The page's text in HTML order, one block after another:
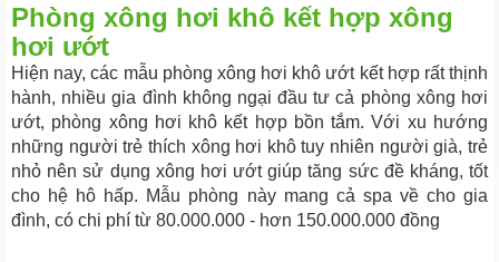
Phòng xông hơi khô kết hợp xông
hơi ướt
Hiện nay, các mẫu phòng xông hơi khô ướt kết hợp rất thịnh
hành, nhiều gia đình không ngại đầu tư cả phòng xông hơi
ướt, phòng xông hơi khô kết hợp bồn tắm. Với xu hướng
những người trẻ thích xông hơi khô tuy nhiên người già, trẻ
nhỏ nên sử dụng xông hơi ướt giúp tăng sức đề kháng, tốt
cho hệ hô hấp. Mẫu phòng này mang cả spa về cho gia
đình, có chi phí từ 80.000.000 - hơn 150.000.000 đồng